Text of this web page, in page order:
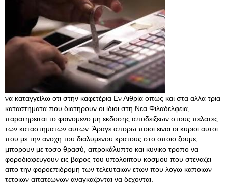
να καταγγείλω οτι στην καφετέρια Εν Αιθρία οπως και στα αλλα τρια
καταστηματα που διατηρουν οι ίδιοι στη Νεα Φιλαδελφεια,
παρατηρειται το φαινομενο μη εκδοσης αποδειξεων στους πελατες
των καταστηματων αυτων. Άραγε απορω ποιοι ειναι οι κυριοι αυτοι
που με την ανοχη του διαλυμενου κρατους στο οποιο ζουμε,
μπορουν με τοσο θρασύ, απροκάλυπτο και κυνικο τροπο να
φοροδιαφευγουν εις βαρος του υπολοιπου κοσμου που στεναζει
απο την φοροεπιδρομη των τελευταιων ετων που λογω καποιων
τετοιων απατεωνων αναγκαζονται να δεχονται.